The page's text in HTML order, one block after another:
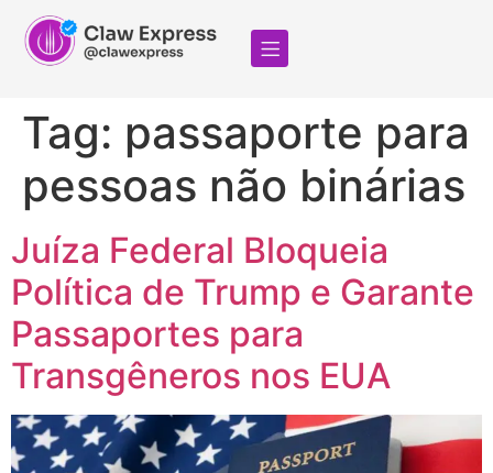
Tag: passaporte para
pessoas não binárias
Juíza Federal Bloqueia
Política de Trump e Garante
Passaportes para
Transgêneros nos EUA